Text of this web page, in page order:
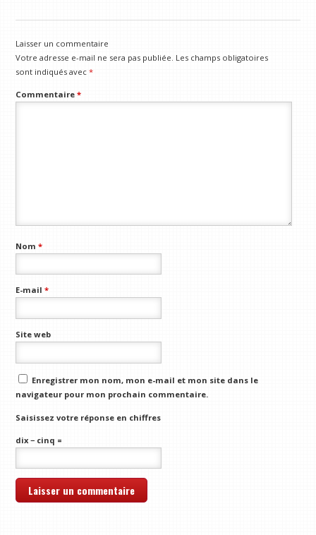
Laisser un commentaire
Votre adresse e-mail ne sera pas publiée. Les champs obligatoires
sont indiqués avec*
Commentaire*
Nom*
E-mail*
Site web
Enregistrer mon nom, mon e-mail et mon site dans le
navigateur pour mon prochain commentaire.
Saisissez votre réponse en chiffres
dix − cinq =